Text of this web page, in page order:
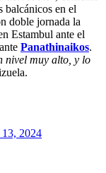
balcánicos en el
doble jornada la
Estambul ante el
Panathinaikos.
nivel muy alto, y lo
2024